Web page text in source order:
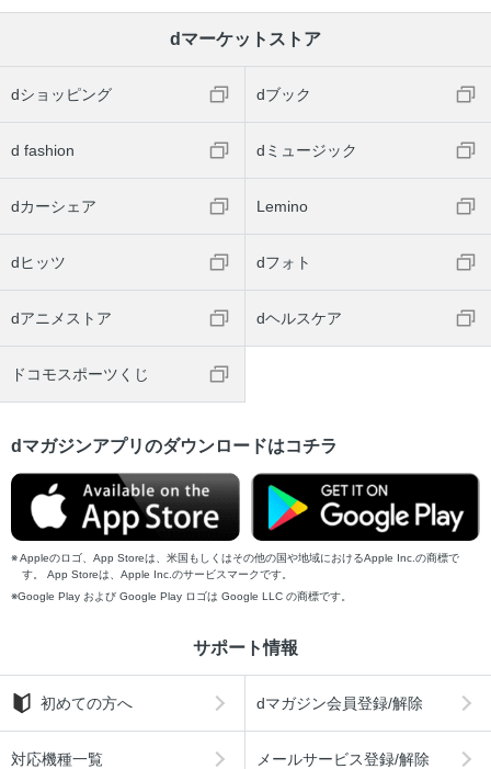
dマーケットストア
dショッピング dブック
d fashion dミュージック
dカーシェア Lemino
dヒッツ dフォト
dアニメストア dヘルスケア
ドコモスポーツくじ
dマガジンアプリのダウンロードはコチラ
Appleのロゴ、App Storeは、米国もしくはその他の国や地域におけるApple Inc.の商標で
す。 App Storeは、Apple Inc.のサービスマークです。
Google Play および Google Play ロゴは Google LLC の商標です。
サポート情報
初めての方へ dマガジン会員登録/解除
対応機種一覧 メールサービス登録/解除